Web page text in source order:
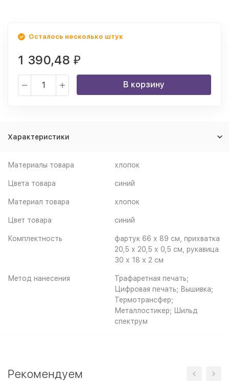
Осталось несколько штук
1 390,48 ₽
В корзину
Характеристики
Материалы товара хлопок
Цвета товара синий
Материал товара хлопок
Цвет товара синий
Комплектность
фартук 66 х 89 см, прихватка
20,5 х 20,5 х 0,5 см, рукавица
30 х 18 х 2 см
Метод нанесения
Трафаретная печать;
Цифровая печать; Вышивка;
Термотрансфер;
Металлостикер; Шильд
спектрум
Рекомендуем